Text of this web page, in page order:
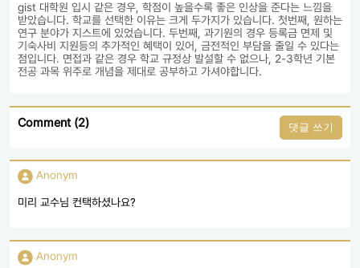
gist 대학원 입시 같은 경우, 학점이 높을수록 좋은 인상을 준다는 느낌을
받았습니다. 학교를 선택한 이유는 크게 두가지가 있습니다. 첫번째, 원하는
연구 분야가 지스트에 있었습니다. 두번째, 과기원의 경우 등록금 면제 및
기숙사비 지원등의 추가적인 혜택이 있어, 금전적인 부담을 줄일 수 있다는
점입니다. 면접과 같은 경우 학교 규정상 발설할 수 없으나, 2-3학년 기본
전공 과목 위주로 개념을 제대로 공부하고 가셔야합니다.
Comment (2) 댓글 쓰기
Anonym
미리 교수님 컨택하셨나요?
Anonym